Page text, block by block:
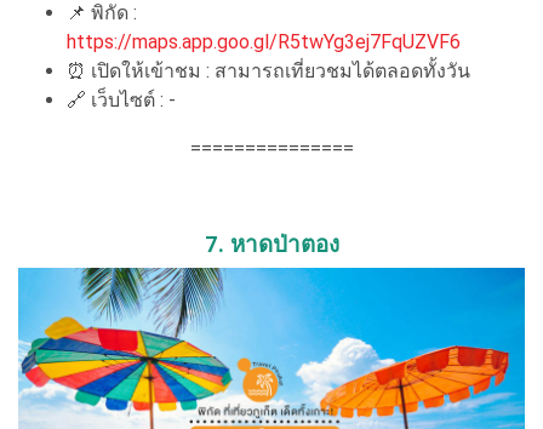
📌 พิกัด :
https://maps.app.goo.gl/R5twYg3ej7FqUZVF6
⏰ เปิดให้เข้าชม : สามารถเที่ยวชมได้ตลอดทั้งวัน
🔗 เว็บไซต์ : -
===============
7. หาดป่าตอง